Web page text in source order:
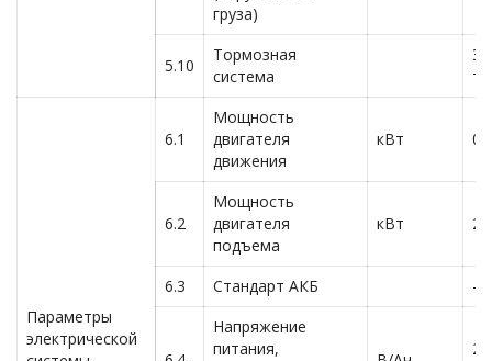
груза)
5.10
Тормозная
система
Параметры
электрической
6.1
Мощность
двигателя
движения
кВт
6.2
Мощность
двигателя
подъема
кВт 2.2
6.3 Стандарт АКБ —
Напряжение
питания,